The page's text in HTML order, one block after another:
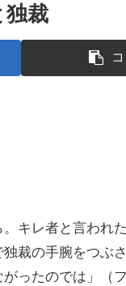
独裁
キレ者と言われ
裁の手腕をつぶ
ったのでは」（